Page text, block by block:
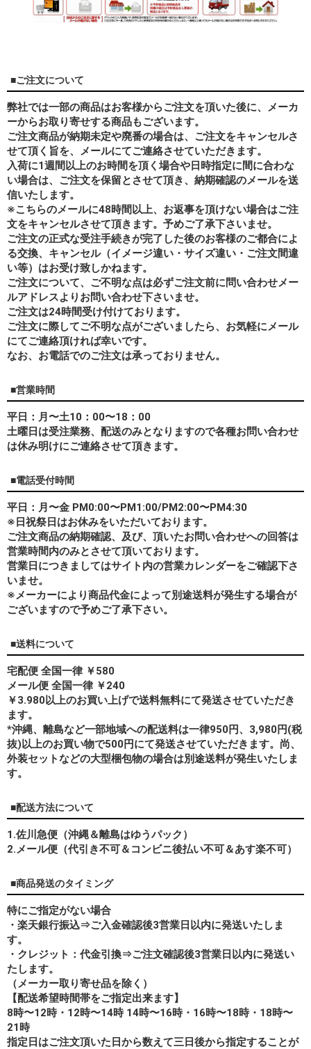
■ご注文について
弊社では一部の商品はお客様からご注文を頂いた後に、メーカ
ーからお取り寄せする商品もございます。
ご注文商品が納期未定や廃番の場合は、ご注文をキャンセルさ
せて頂く旨を、メールにてご連絡させていただきます。
入荷に1週間以上のお時間を頂く場合や日時指定に間に合わな
い場合は、ご注文を保留とさせて頂き、納期確認のメールを送
信いたします。
※こちらのメールに48時間以上、お返事を頂けない場合はご注
文をキャンセルさせて頂きます。予めご了承下さいませ。
ご注文の正式な受注手続きが完了した後のお客様のご都合によ
る交換、キャンセル（イメージ違い・サイズ違い・ご注文間違
い等）はお受け致しかねます。
ご注文について、ご不明な点は必ずご注文前に問い合わせメー
ルアドレスよりお問い合わせ下さいませ。
ご注文は24時間受け付けております。
ご注文に際してご不明な点がございましたら、お気軽にメール
にてご連絡頂ければ幸いです。
なお、 お電話でのご注文は承っておりません。
■営業時間
平日：月〜土10：00〜18：00
土曜日は受注業務、配送のみとなりますので各種お問い合わせ
は休み明けにご連絡させて頂きます。
■電話受付時間
平日：月〜金 PM0:00〜PM1:00/PM2:00〜PM4:30
※日祝祭日はお休みをいただいております。
ご注文商品の納期確認、及び、頂いたお問い合わせへの回答は
営業時間内のみとさせて頂いております。
営業日につきましてはサイト内の営業カレンダーをご確認下さ
いませ。
※メーカーにより商品代金によって別途送料が発生する場合が
ございますので予めご了承下さい。
■送料について
宅配便 全国一律 ￥580
メール便 全国一律 ￥240
￥3.980以上のお買い上げで送料無料にて発送させていただき
ます。
*沖縄、離島など一部地域への配送料は一律950円、3,980円(税
抜)以上のお買い物で500円にて発送させていただきます。尚、
外装セットなどの大型梱包物の場合は別途送料が発生いたしま
す。
■配送方法について
1.佐川急便（沖縄＆離島はゆうパック）
2.メール便（代引き不可＆コンビニ後払い不可＆あす楽不可）
■商品発送のタイミング
特にご指定がない場合
・楽天銀行振込⇒ご入金確認後3営業日以内に発送いたしま
す。
・クレジット：代金引換⇒ご注文確認後3営業日以内に発送い
たします。
（メーカー取り寄せ品を除く）
【配送希望時間帯をご指定出来ます】
8時〜12時・12時〜14時 14時〜16時・16時〜18時・18時〜
21時
指定日はご注文頂いた日から数えて三日後から指定することが